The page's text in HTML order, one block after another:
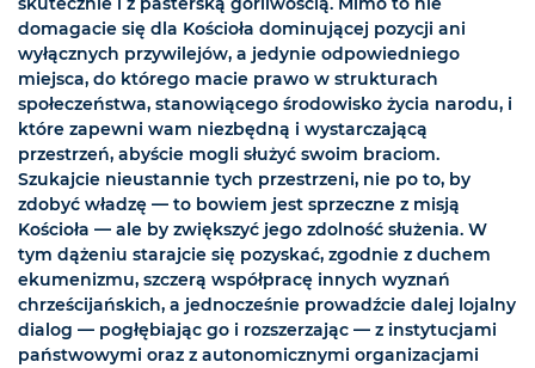
domagacie się dla Kościoła dominującej pozycji ani
wyłącznych przywilejów, a jedynie odpowiedniego
miejsca, do którego macie prawo w strukturach
społeczeństwa, stanowiącego środowisko życia narodu, i
które zapewni wam niezbędną i wystarczającą
przestrzeń, abyście mogli służyć swoim braciom.
Szukajcie nieustannie tych przestrzeni, nie po to, by
zdobyć władzę — to bowiem jest sprzeczne z misją
Kościoła — ale by zwiększyć jego zdolność służenia. W
tym dążeniu starajcie się pozyskać, zgodnie z duchem
ekumenizmu, szczerą współpracę innych wyznań
chrześcijańskich, a jednocześnie prowadźcie dalej lojalny
dialog — pogłębiając go i rozszerzając — z instytucjami
państwowymi oraz z autonomicznymi organizacjami